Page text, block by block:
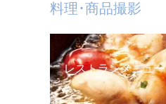
料理･商品撮影
レストランメニュー